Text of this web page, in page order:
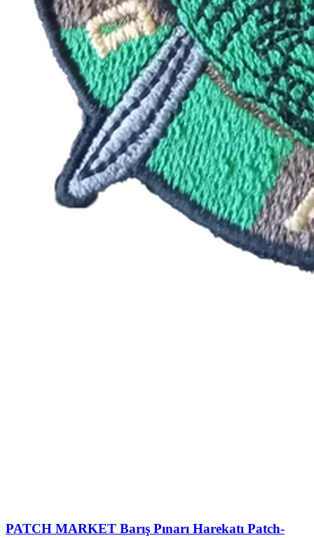
PATCH MARKET Barış Pınarı Harekatı Patch-